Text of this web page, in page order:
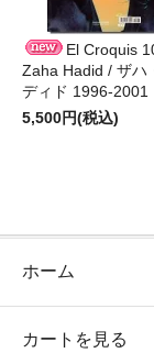
El Croquis
Zaha Hadid / ザハ
ディド 1996-2001
5,500円(税込)
ホーム
カートを見る